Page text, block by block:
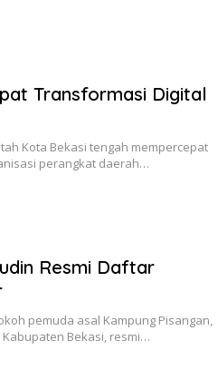
Transformasi Digital
Kota Bekasi tengah mempercepat
perangkat daerah…
Resmi Daftar
pemuda asal Kampung Pisangan,
Bekasi, resmi…